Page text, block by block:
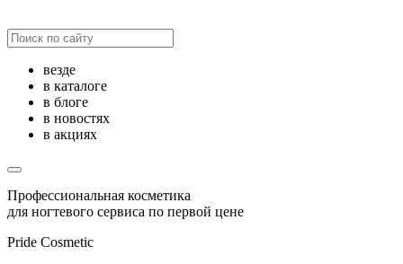
везде
в каталоге
в блоге
в новостях
в акциях
Профессиональная косметика
для ногтевого сервиса по первой цене
Pride Cosmetic